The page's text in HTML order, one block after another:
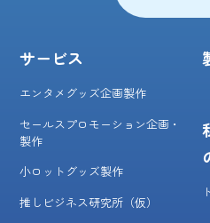
サービス
エンタメグッズ企画製作
セールスプロモーション企画・
製作
小ロットグッズ製作
推しビジネス研究所（仮）